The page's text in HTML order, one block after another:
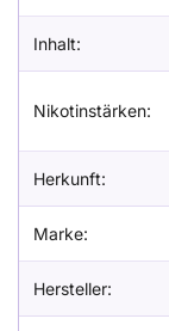
Inhalt:
Nikotinstärken:
Herkunft:
Marke:
Hersteller: